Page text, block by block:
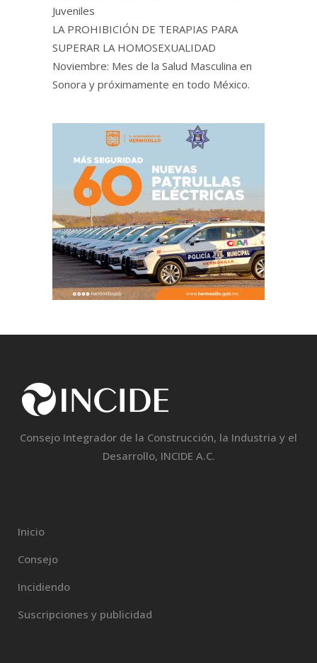
Juveniles
LA PROHIBICIÓN DE TERAPIAS PARA
SUPERAR LA HOMOSEXUALIDAD
Noviembre: Mes de la Salud Masculina en
Sonora y próximamente en todo México.
Consejo Integrador de la Construcción, la Industria y el
Desarrollo, INCIDE A.C.
Inicio
Consejo
Incidiendo
Suscripciones y publicidad